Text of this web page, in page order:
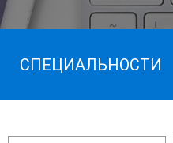
СПЕЦИАЛЬНОСТИ